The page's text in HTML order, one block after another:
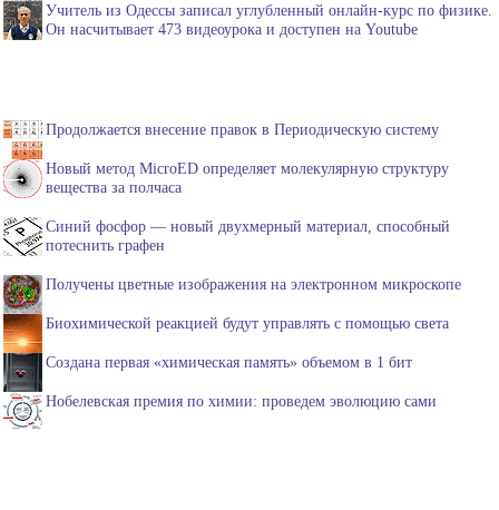
Учитель из Одессы записал углубленный онлайн-курс по физике.
Он насчитывает 473 видеоурока и доступен на Youtube
Продолжается внесение правок в Периодическую систему
Новый метод MicroED определяет молекулярную структуру
вещества за полчаса
Синий фосфор — новый двухмерный материал, способный
потеснить графен
Получены цветные изображения на электронном микроскопе
Биохимической реакцией будут управлять с помощью света
Создана первая «химическая память» объемом в 1 бит
Нобелевская премия по химии: проведем эволюцию сами